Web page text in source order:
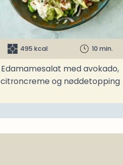
495 kcal 10 min.
Edamamesalat med avokado,
citroncreme og nøddetopping